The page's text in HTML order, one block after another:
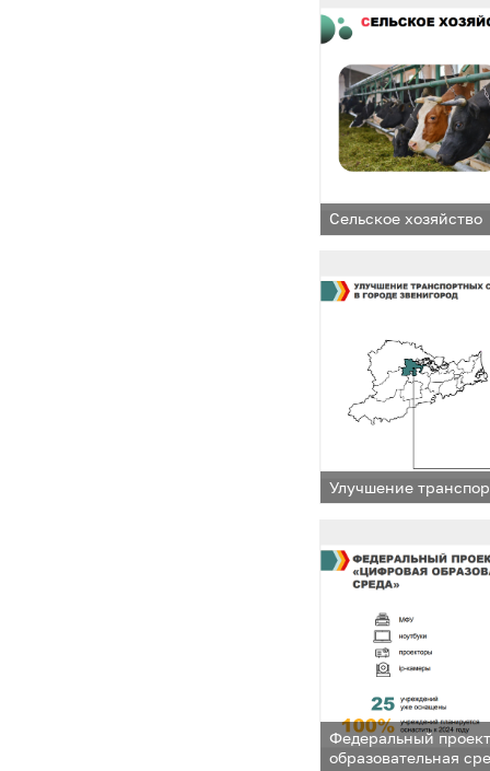
Сельское хозяйство
Улучшение
Федеральный
образовательная